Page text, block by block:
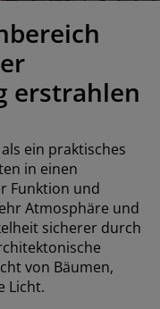
erstrahlen
ein praktisches
in einen
Funktion und
Atmosphäre und
sicherer durch
von Bäumen,
Licht.